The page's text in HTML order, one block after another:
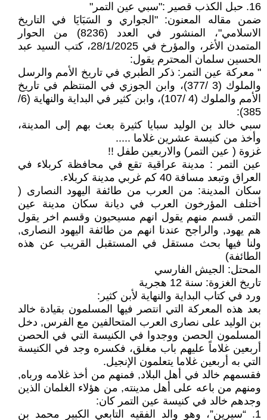
16. حبل الكذب قصير :"سبي عين التمر"
ضمن مقاله المعنون: "الجواري و السَبَايَا في التاريخ
الاسلامي"، المنشور في العدد (8236) من الحوار
المتمدن الأغر، والمؤرخ في 28/1/2025، كتب السيد عبد
الحسين سلمان المحترم يقول:
" معركة عين التمر: ذكر الطبري في تاريخ الأمم والرسل
والملوك (3 /377)، وابن الجوزي في المنتظم في تاريخ
الأمم والملوك (4 /107)، وابن كثير في البداية والنهاية (6/
385):
سبي خالد بن الوليد سبايا كثيرة بعث بهم إلى المدينة،
وأخذ من كنيسة عشرين غلاما .....
غزوة ( عين التمر) والاربعين طفل !!
عين التمر : مدينة عراقية تقع في محافظة كربلاء في
العراق وتبعد مسافة 40 كم غربي مدينة كربلاء.
سكان المدينة: من العرب من طائفة اليهود النصارى (
أختلف المؤرخون العرب في ديانة سكان مدينة عين
التمر, قسم منهم يقول انهم مسيحيون وقسم اخر يقول
هم يهود, والراجح عندنا انهم من طائفة اليهود النصارى,
ولنا فيها بحث مستقل في المستقبل القريب عن هذه
الطائفة)
المحتل: الجيش الفارسي
تاريخ الغزوة: سنة 12 هجرية
ورد في كتاب البداية والنهاية لأبن كثير:
بعد هذه المعركة التي انتصر فيها المسلمون بقيادة خالد
بن الوليد على نصارى العرب المتحالفين مع الفرس, دخل
المسلمون الحصن ووجدوا في الكنيسة التي في الحصن
أربعين غلاماً عليهم باب مغلق، فكسره وجد في الكنيسة
التي به أربعين غلاما يتعلمون الإنجيل.
فقسمهم خالد في أهل البلاد, فمنهم من أخذ غلامه ورباه,
ومنهم من باعه على أهل مدينته, من هؤلاء الغلمان الذين
وجدهم خالد في كنيسة عين التمر كان:
1. “سيرين”، وهو والد الفقيه التابعي الكبير محمد بن